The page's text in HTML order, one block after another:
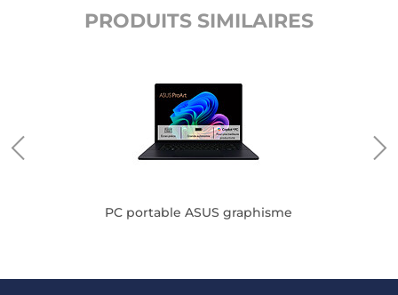
PRODUITS SIMILAIRES
PC portable ASUS graphisme